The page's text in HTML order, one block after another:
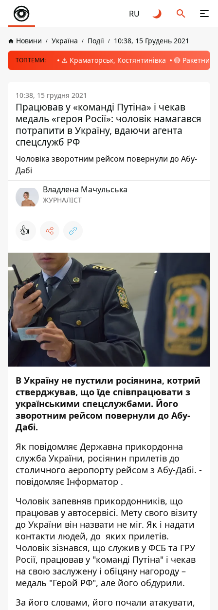
RU
Новини Україна Події 10:38, 15 Грудень 2021
ТОПТЕМИ: ⚠️ Краматорськ, Костянтинівка 🔴 Ракетний
10:38, 15 грудня 2021
Працював у «команді Путіна» і чекав
медаль «героя Росії»: чоловік намагався
потрапити в Україну, вдаючи агента
спецслужб РФ
Чоловіка зворотним рейсом повернули до Абу-
Дабі
Владлена Мачульська
ЖУРНАЛІСТ
👍
В Україну не пустили росіянина, котрий
стверджував, що їде співпрацювати з
українськими спецслужбами. Його
зворотним рейсом повернули до Абу-
Дабі.
Як повідомляє Державна прикордонна
служба України, росіянин прилетів до
столичного аеропорту рейсом з Абу-Дабі. -
повідомляє Інформатор .
Чоловік запевняв прикордонників, що
працював у автосервісі. Мету свого візиту
до України він назвати не міг. Як і надати
контакти людей, до яких прилетів.
Чоловік зізнався, що служив у ФСБ та ГРУ
Росії, працював у "команді Путіна" і чекав
на свою заслужену і обіцяну нагороду –
медаль "Герой РФ", але його обдурили.
За його словами, його почали атакувати,